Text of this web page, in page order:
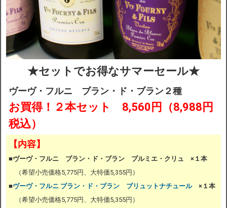
★セットでお得なサマーセール★
ヴーヴ・フルニ ブラン・ド・ブラン２種
お買得！２本セット 8,560円（8,988 円
税込）
【内容】
■ヴーヴ・フルニ ブラン・ド・ブラン プルミエ・クリュ ×１本
（希望小売価格5,775円、大特価5,355円）
■ヴーヴ・フルニ ブラン・ド・ブラン ブリュットナチュール×１本
（希望小売価格5,775円、大特価5,355円）